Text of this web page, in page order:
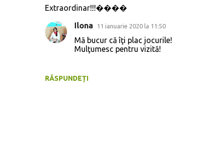
Extraordinar!!!����
RĂSPUNDEȚI
Ilona 11 ianuarie 2020 la 11:50
Mă bucur că îţi plac jocurile!
Mulţumesc pentru vizită!